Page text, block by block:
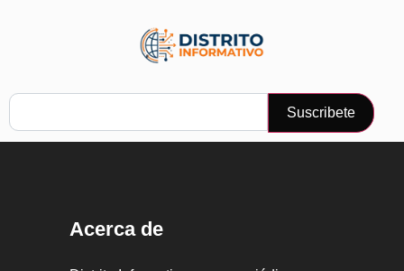
Suscribete
Acerca de